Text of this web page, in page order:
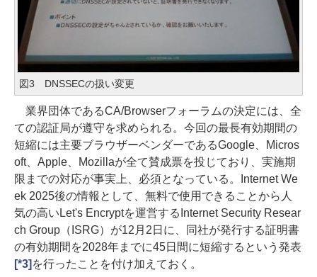
図3 DNSSECの扱い変更
業界団体であるCA/Browserフォーラムの決定には、全
ての認証局が遵守を求められる。今回の最長有効期間の
短縮には主要ブラウザーベンダーであるGoogle、Micros
oft、Apple、Mozillaが全て賛成票を投じており、実施期
限までの対応が事実上、必須となっている。Internet We
ek 2025後の情報として、無料で使用できることから人
気の高いLet's Encryptを運営するInternet Security Resear
ch Group（ISRG）が12月2日に、同社が発行する証明書
の有効期間を2028年までに45日間に短縮するという発表
[*3] を行ったことを付け加えておく。